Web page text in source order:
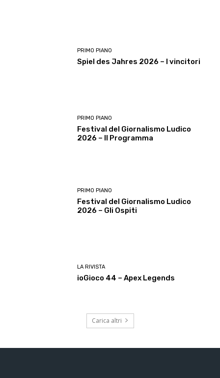
PRIMO PIANO
Spiel des Jahres 2026 – I vincitori
PRIMO PIANO
Festival del Giornalismo Ludico
2026 – Il Programma
PRIMO PIANO
Festival del Giornalismo Ludico
2026 – Gli Ospiti
LA RIVISTA
ioGioco 44 – Apex Legends
Carica altri